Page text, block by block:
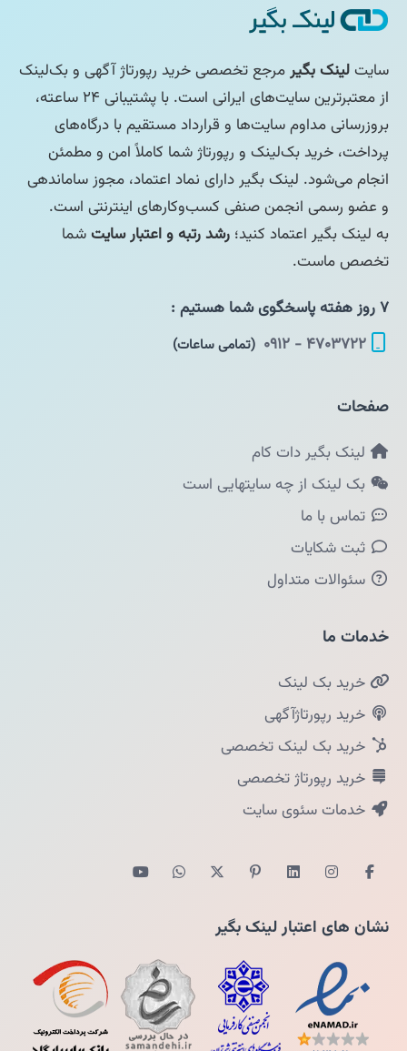
سایتلینک بگیرمرجع تخصصی خرید رپورتاژ آگهی و بک‌لینک
از معتبرترین سایت‌های ایرانی است. با پشتیبانی ۲۴ ساعته،
بروزرسانی مداوم سایت‌ها و قرارداد مستقیم با درگاه‌های
پرداخت، خرید بک‌لینک و رپورتاژ شما کاملاً امن و مطمئن
انجام می‌شود. لینک بگیر دارای نماد اعتماد، مجوز ساماندهی
و عضو رسمی انجمن صنفی کسب‌وکارهای اینترنتی است.
به لینک بگیر اعتماد کنید؛ رشد رتبه و اعتبار سایتشما
تخصص ماست.
۷ روز هفته پاسخگوی شما هستیم :
۴۷۰۳۷۲۲ - ۰۹۱۲
(تمامی ساعات)
صفحات
لینک بگیر دات کام
بک لینک از چه سایتهایی است
تماس با ما
ثبت شکایات
سئوالات متداول
خدمات ما
خرید بک لینک
خرید رپورتاژآگهی
خرید بک لینک تخصصی
خرید رپورتاژ تخصصی
خدمات سئوی سایت
نشان های اعتبار لینک بگیر